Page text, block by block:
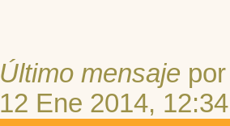
Último mensaje
12 Ene 2014, 12:34